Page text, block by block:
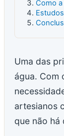
Como
Uma das
água. Com
artesianos
que não